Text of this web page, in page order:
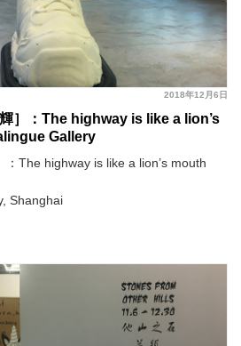
2018年12月6日
］：The highway is like a lion’s
Gallery
The highway is like a lion’s mouth
Shanghai